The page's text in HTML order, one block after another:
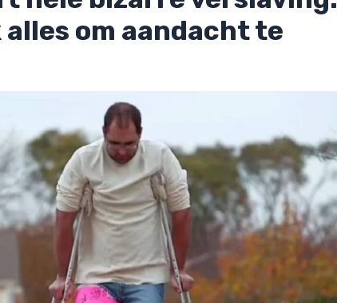
alles om aandacht te